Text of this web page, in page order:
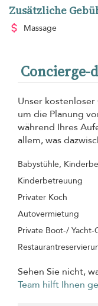
Zusätzliche
Massage
Concierge-
Unser
um die Planung
während Ihres
allem, was
Babystühle,
Kinderbetreuung
Privater Koch
Autovermietung
Private Boot-/ Yacht-
Sehen Sie nicht,
Team hilft Ihnen